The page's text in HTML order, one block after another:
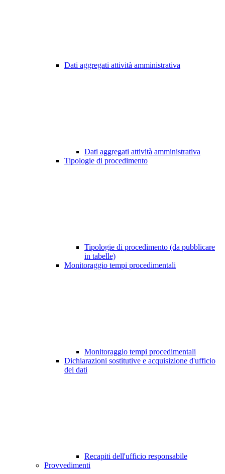
Dati aggregati attività amministrativa
Dati aggregati attività amministrativa
Tipologie di procedimento
Tipologie di procedimento (da pubblicare
in tabelle)
Monitoraggio tempi procedimentali
Monitoraggio tempi procedimentali
Dichiarazioni sostitutive e acquisizione d'ufficio
dei dati
Recapiti dell'ufficio responsabile
Provvedimenti